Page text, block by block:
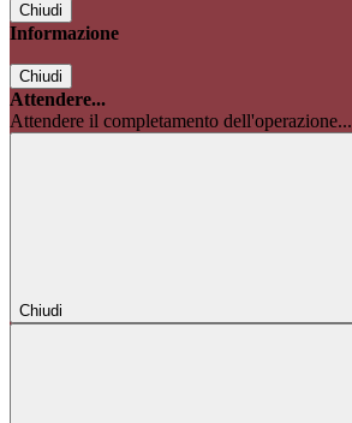
Chiudi
Informazione
Chiudi
Attendere...
Attendere il completamento dell'operazione...
Chiudi